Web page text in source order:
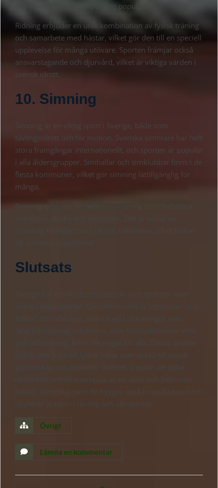
har också bidragit till sportens popularitet.
Ridning erbjuder en unik kombination av fysisk träning
och samarbete med hästar, vilket gör den till en speciell
upplevelse för många utövare. Sporten främjar också
ansvarstagande och djurvård, vilket är viktiga värden i
svensk idrott.
10. Simning
Simning är en viktig sport i Sverige, både som
tävlingsidrott och för motion. Svenska simmare har haft
stora framgångar internationellt, och sporten är populär
i alla åldersgrupper. Simhallar och simklubbar finns i de
flesta kommuner, vilket gör simning lättillgänglig för
många.
Simning erbjuder en helkroppsträning som förbättrar
Slutsats
bidrar inte bara till fysisk hälsa utan också till social
gemenskap och nationell stolthet. Genom att delta i
idrott kan svenskarna njuta av en aktiv och hälsosam
livsstil, samtidigt som de bygger starka sociala band och
upplever glädjen i tävling och samarbete.
Övrigt
Lämna en kommentar